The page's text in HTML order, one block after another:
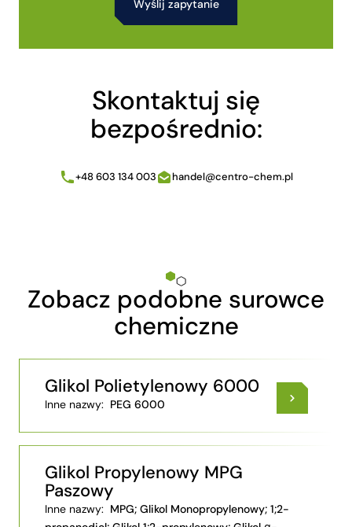
Skontaktuj się
bezpośrednio:
+48 603 134 003 handel@centro-chem.pl
Zobacz podobne surowce
chemiczne
Glikol Polietylenowy 6000
Inne nazwy: PEG 6000
Glikol Propylenowy MPG
Paszowy
Inne nazwy: MPG; Glikol Monopropylenowy; 1;2-